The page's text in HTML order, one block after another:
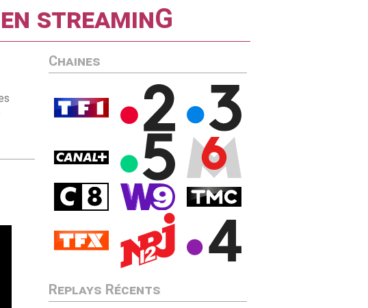
streaminG
Chaines
Replays Récents